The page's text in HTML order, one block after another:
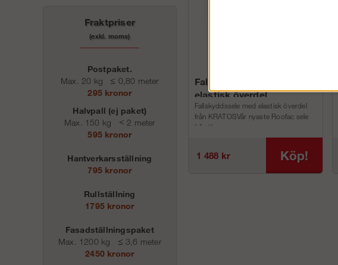
Fraktpriser
(exkl. moms)
Postpaket.
Max. 20 kg
≤ 0,80 meter
295 kronor
Halvpall (ej paket)
Max. 150 kg < 2 meter
595 kronor
Hantverkarsställning
795 kronor
Rullställning
1795 kronor
Fasadställningspaket
Max. 1200 kg
≤ 3,6 meter
2450 kronor
Fallskyddssele med
elastisk överdel
Fallskyddssele med elastisk överdel
från KRATOSVår nyaste Roofac sele
från Kra...
1 488 kr Köp!